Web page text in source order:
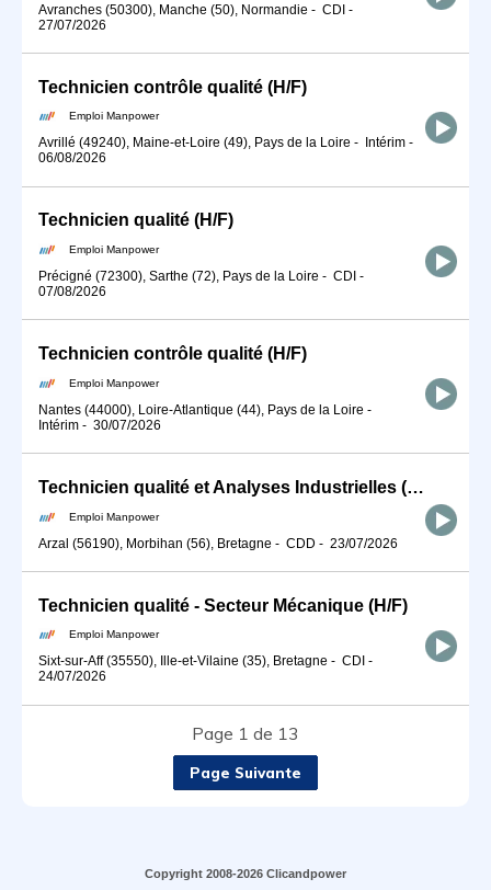
Avranches (50300), Manche (50), Normandie - CDI -
27/07/2026
Technicien contrôle qualité (H/F)
Emploi Manpower
Avrillé (49240), Maine-et-Loire (49), Pays de la Loire - Intérim -
06/08/2026
Technicien qualité (H/F)
Emploi Manpower
Précigné (72300), Sarthe (72), Pays de la Loire - CDI -
07/08/2026
Technicien contrôle qualité (H/F)
Emploi Manpower
Nantes (44000), Loire-Atlantique (44), Pays de la Loire -
Intérim - 30/07/2026
Technicien qualité et Analyses Industrielles (H/F)
Emploi Manpower
Arzal (56190), Morbihan (56), Bretagne - CDD - 23/07/2026
Technicien qualité - Secteur Mécanique (H/F)
Emploi Manpower
Sixt-sur-Aff (35550), Ille-et-Vilaine (35), Bretagne - CDI -
24/07/2026
Page 1 de 13
Page Suivante
Copyright 2008-2026 Clicandpower